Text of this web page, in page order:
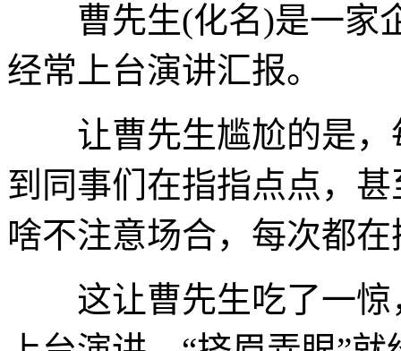
曹先生(化名)是一家
经常上台演讲汇报。
让曹先生尴尬的是，
到同事们在指指点点，
啥不注意场合，每次都在
这让曹先生吃了一惊